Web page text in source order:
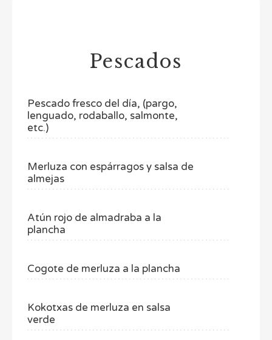
Pescados
Pescado fresco del día, (pargo,
lenguado, rodaballo, salmonte,
etc.)
Merluza con espárragos y salsa de
almejas
Atún rojo de almadraba a la
plancha
Cogote de merluza a la plancha
Kokotxas de merluza en salsa
verde